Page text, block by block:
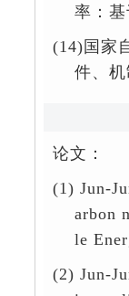
率：
(14)国家
件、
论文：
(1) Jun-
arbon
le
(2) Jun-